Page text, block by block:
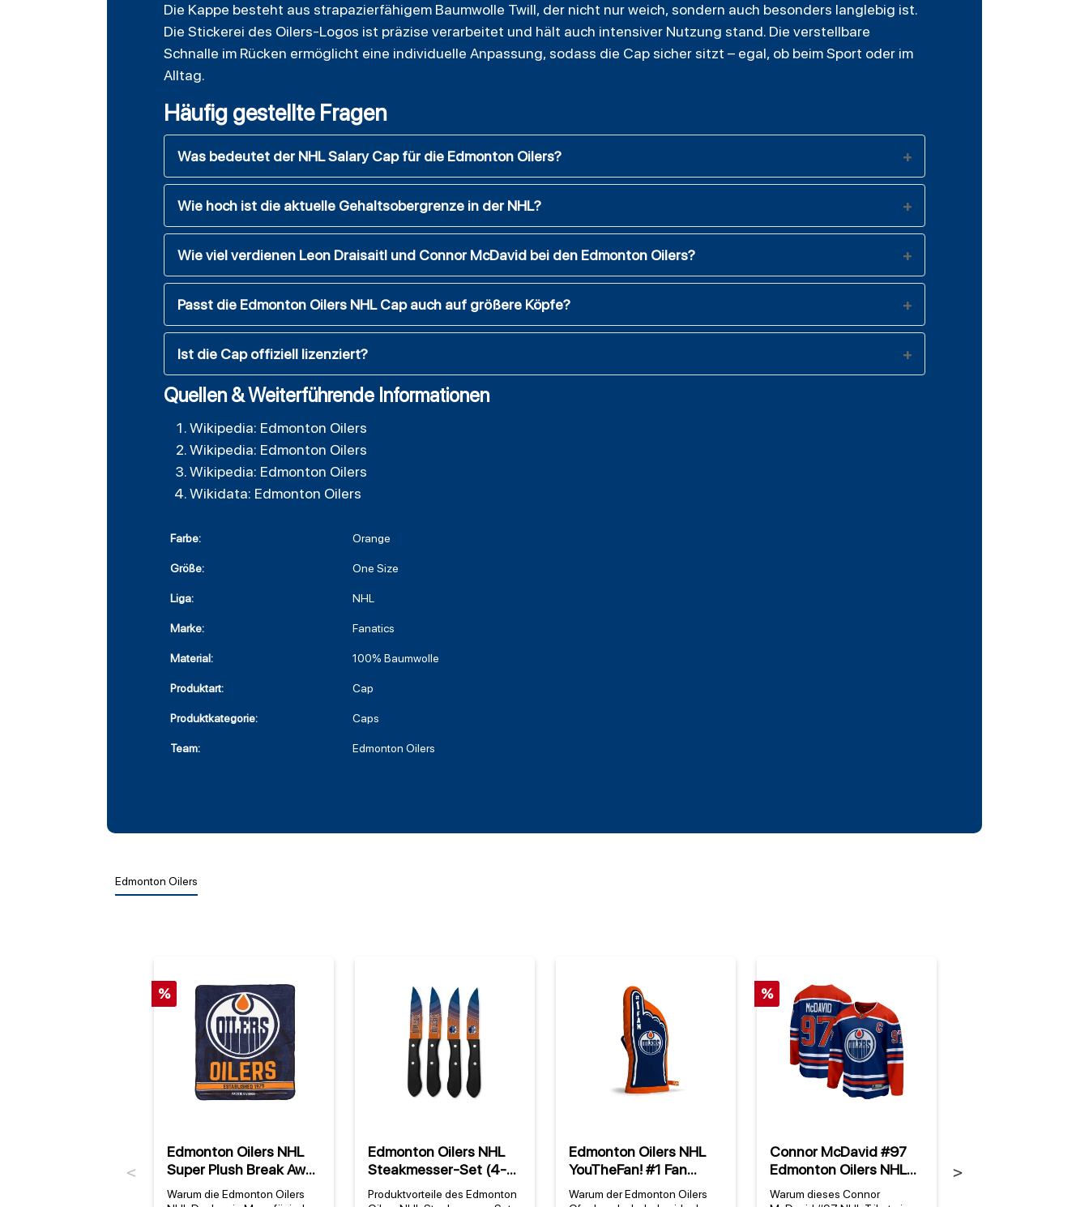
Die Kappe besteht aus strapazierfähigem Baumwolle Twill, der nicht nur weich, sondern auch besonders langlebig ist.
Die Stickerei des Oilers-Logos ist präzise verarbeitet und hält auch intensiver Nutzung stand. Die verstellbare
Schnalle im Rücken ermöglicht eine individuelle Anpassung, sodass die Cap sicher sitzt – egal, ob beim Sport oder im
Alltag.
Häufig gestellte Fragen
Was bedeutet der NHL Salary Cap für die Edmonton Oilers?
Wie hoch ist die aktuelle Gehaltsobergrenze in der NHL?
Wie viel verdienen Leon Draisaitl und Connor McDavid bei den Edmonton Oilers?
Passt die Edmonton Oilers NHL Cap auch auf größere Köpfe?
Ist die Cap offiziell lizenziert?
Quellen & Weiterführende Informationen
Wikipedia: Edmonton Oilers
Wikipedia: Edmonton Oilers
Wikipedia: Edmonton Oilers
Wikidata: Edmonton Oilers
Farbe: Orange
Größe: One Size
Liga: NHL
Marke: Fanatics
Material: 100% Baumwolle
Produktart: Cap
Produktkategorie: Caps
Team: Edmonton Oilers
Edmonton Oilers
Previous
%
Edmonton Oilers NHL
Super Plush Break Away
Decke
Warum die Edmonton Oilers
Edmonton Oilers NHL
Steakmesser-Set (4-
teilig)
Produktvorteile des Edmonton
Edmonton Oilers NHL
YouTheFan! #1 Fan
Ofenhandschuh
Warum der Edmonton Oilers
%
Connor McDavid #97
Edmonton Oilers NHL
Eishockey Fanatics
Warum dieses Connor
Next